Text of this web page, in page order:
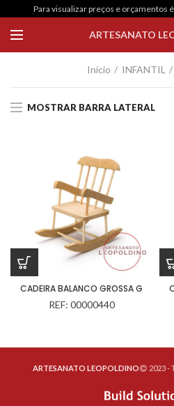
Para visualizar preços e orçamentos
ARTESANATO
Início INFANTIL
MOSTRAR BARRA LATERAL
CADEIRA BALANCO GROSSA G
REF: 00000440
ARTESANATO LEOPOLDINO 2023 -